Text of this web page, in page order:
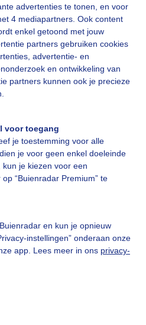
advertenties te tonen, en voor
4 mediapartners. Ook content
enkel getoond met jouw
partners gebruiken cookies
advertentie- en
en ontwikkeling van
partners kunnen ook je precieze
voor toegang
je toestemming voor alle
je voor geen enkel doeleinde
je kiezen voor een
“Buienradar Premium” te
en kun je opnieuw
instellingen” onderaan onze
app. Lees meer in ons privacy-